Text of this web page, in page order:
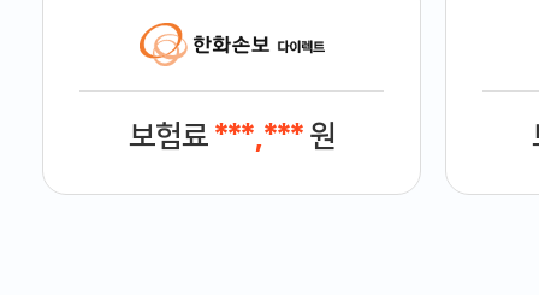
보험료 ***,***원